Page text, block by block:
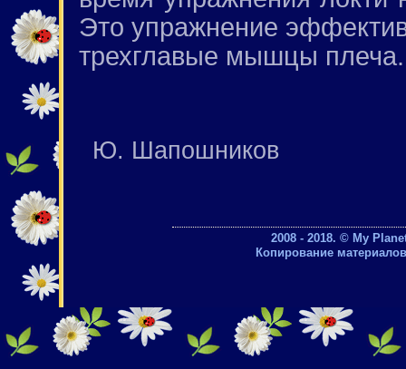
Это упражнение
трехглавые мышцы плеча.
Ю. Шапошников
2008 - 2018. © My
Копирование